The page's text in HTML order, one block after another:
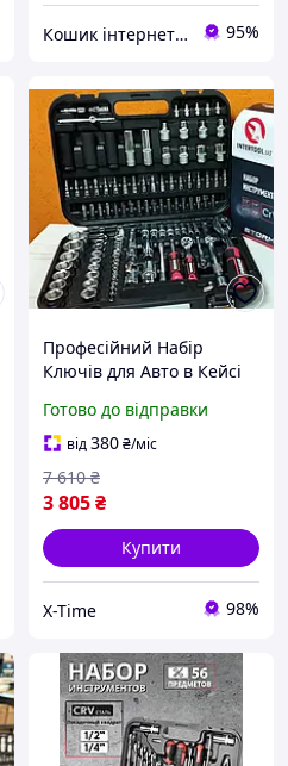
Кошик інтернет магазин 95%
Професійний Набір
Ключів для Авто в Кейсі
для роботи з
автомобілем, XTM
Готово до відправки
від380₴/міс
3 805₴
7 610 ₴
Купити
X-Time 98%